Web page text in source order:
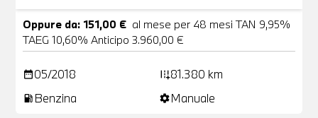
Oppure da: 151,00 € al mese per 48 mesi TAN 9,95%
TAEG 10,60% Anticipo 3.960,00 €
date_range05/2018 add_road81.380 km
local_gas_station Benzina settingsManuale